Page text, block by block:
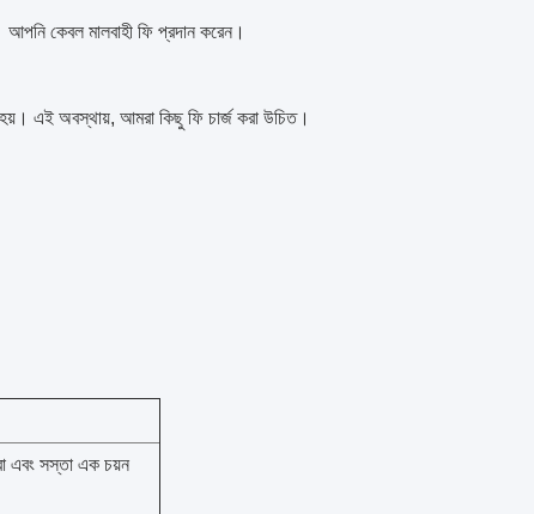
কেবল মালবাহী ফি প্রদান করেন।
এই অবস্থায়, আমরা কিছু ফি চার্জ করা উচিত।
এবং সস্তা এক চয়ন